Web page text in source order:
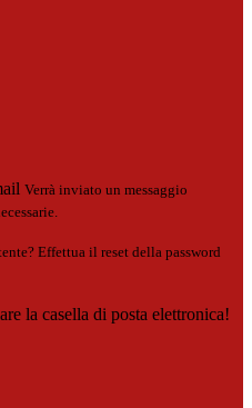
Verrà inviato un messaggio
Effettua il reset della password
la casella di posta elettronica!